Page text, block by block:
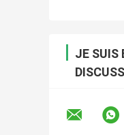
JE SUIS